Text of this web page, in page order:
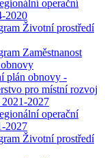
operační
2020
Životní prostředí
Zaměstnanost
plán obnovy -
pro místní rozvoj
2027
operační
2027
Životní prostředí